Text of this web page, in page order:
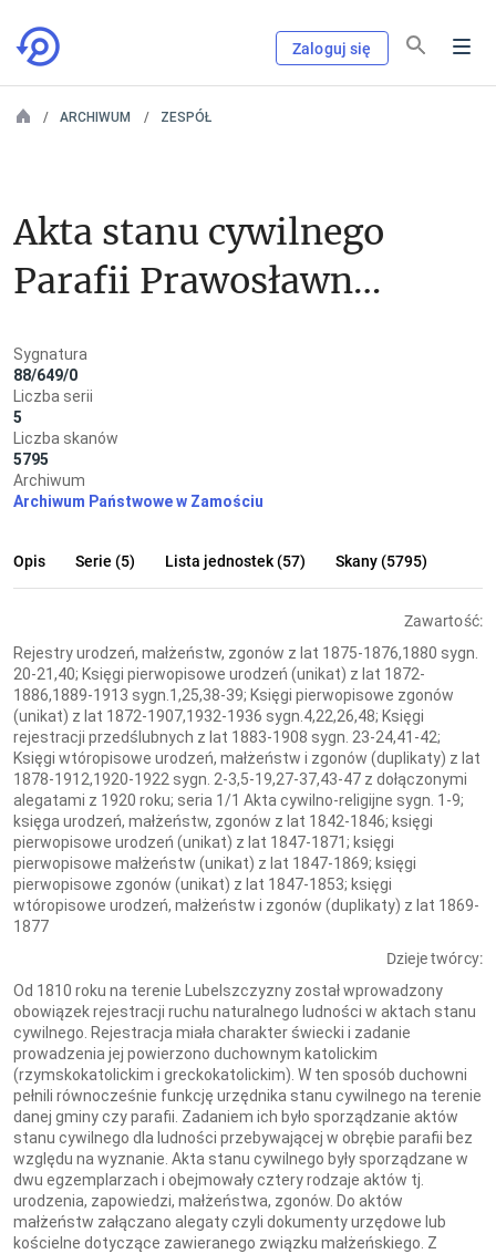
Zaloguj się
ARCHIWUM ZESPÓŁ
Akta stanu cywilnego
Parafii Prawosławnej
Sygnatura
88/649/0
Liczba serii
5
Liczba skanów
5795
Archiwum
Archiwum Państwowe w Zamościu
Opis Serie (5) Lista jednostek (57) Skany (5795)
Zawartość:
Rejestry urodzeń, małżeństw, zgonów z lat 1875-1876,1880 sygn.
20-21,40; Księgi pierwopisowe urodzeń (unikat) z lat 1872-
1886,1889-1913 sygn.1,25,38-39; Księgi pierwopisowe zgonów
(unikat) z lat 1872-1907,1932-1936 sygn.4,22,26,48; Księgi
rejestracji przedślubnych z lat 1883-1908 sygn. 23-24,41-42;
Księgi wtóropisowe urodzeń, małżeństw i zgonów (duplikaty) z lat
1878-1912,1920-1922 sygn. 2-3,5-19,27-37,43-47 z dołączonymi
alegatami z 1920 roku; seria 1/1 Akta cywilno-religijne sygn. 1-9;
księga urodzeń, małżeństw, zgonów z lat 1842-1846; księgi
pierwopisowe urodzeń (unikat) z lat 1847-1871; księgi
pierwopisowe małżeństw (unikat) z lat 1847-1869; księgi
pierwopisowe zgonów (unikat) z lat 1847-1853; księgi
wtóropisowe urodzeń, małżeństw i zgonów (duplikaty) z lat 1869-
1877
Dzieje twórcy:
Od 1810 roku na terenie Lubelszczyzny został wprowadzony
obowiązek rejestracji ruchu naturalnego ludności w aktach stanu
cywilnego. Rejestracja miała charakter świecki i zadanie
prowadzenia jej powierzono duchownym katolickim
(rzymskokatolickim i greckokatolickim). W ten sposób duchowni
pełnili równocześnie funkcję urzędnika stanu cywilnego na terenie
danej gminy czy parafii. Zadaniem ich było sporządzanie aktów
stanu cywilnego dla ludności przebywającej w obrębie parafii bez
względu na wyznanie. Akta stanu cywilnego były sporządzane w
dwu egzemplarzach i obejmowały cztery rodzaje aktów tj.
urodzenia, zapowiedzi, małżeństwa, zgonów. Do aktów
małżeństw załączano alegaty czyli dokumenty urzędowe lub
kościelne dotyczące zawieranego związku małżeńskiego. Z